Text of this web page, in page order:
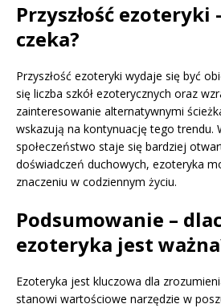
Przyszłość ezoteryki
czeka?
Przyszłość ezoteryki wydaje się być
się liczba szkół ezoterycznych oraz
zainteresowanie alternatywnymi
wskazują na kontynuację tego trendu.
społeczeństwo staje się bardziej
doświadczeń duchowych, ezoteryka
znaczeniu w codziennym życiu.
Podsumowanie –
ezoteryka jest
Ezoteryka jest kluczowa dla
stanowi wartościowe narzędzie w